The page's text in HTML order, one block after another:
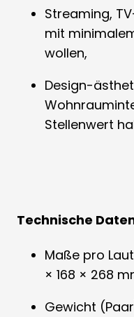
Streaming,
mit
wollen,
Design-
Stellenwert
Technische
Maße pro
× 168 × 268
Gewicht